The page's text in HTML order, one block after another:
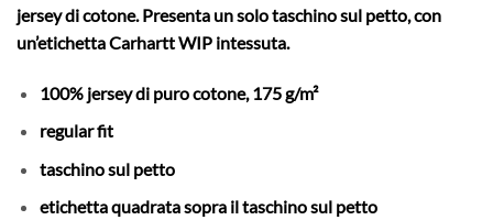
jersey di cotone. Presenta un solo taschino sul petto, con
un’etichetta Carhartt WIP intessuta.
100% jersey di puro cotone, 175 g/m²
regular fit
taschino sul petto
etichetta quadrata sopra il taschino sul petto